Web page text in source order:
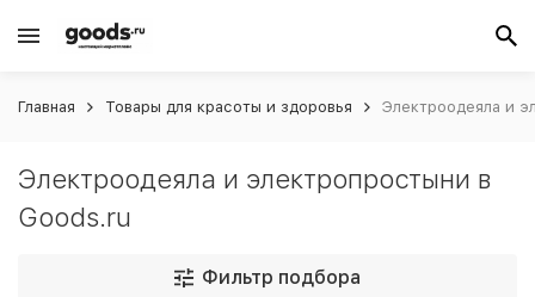
Главная Товары для красоты и здоровья Электроодеяла и
Электроодеяла и электропростыни в
Goods.ru
Фильтр подбора